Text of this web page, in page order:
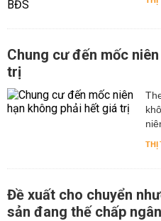
Chung cư đến mốc
trị
THỊ
Đề xuất cho chuyển
sản đang thế chấp